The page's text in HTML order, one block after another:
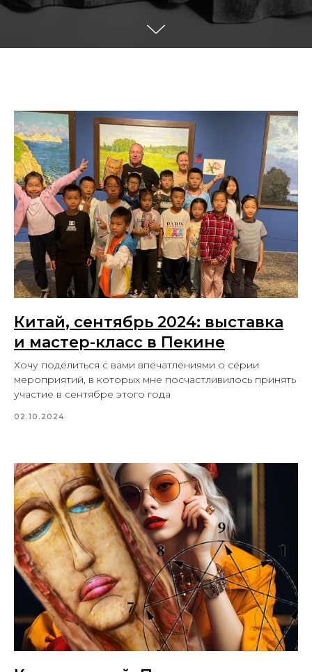
Китай, сентябрь 2024: выставка
и мастер-класс в Пекине
Хочу поделиться с вами впечатлениями о серии
мероприятий, в которых мне посчастливилось принять
участие в сентябре этого года
02.10.2024